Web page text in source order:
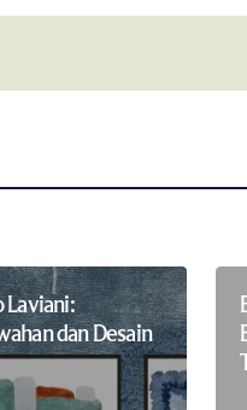
for
Laviani:
dan Desain